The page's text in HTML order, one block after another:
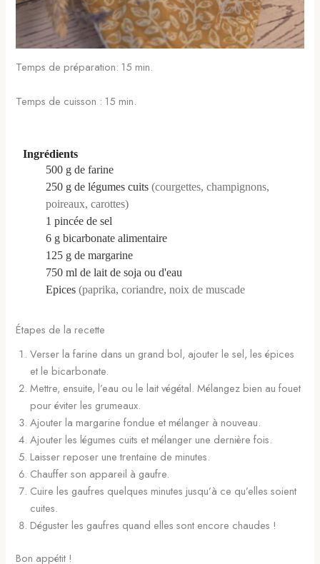
Temps de préparation: 15 min.
Temps de cuisson : 15 min.
Ingrédients
500 g de farine
250 gde légumes cuits(courgettes, champignons,
poireaux, carottes)
1 pincée de sel
6 g bicarbonate alimentaire
125 g de margarine
750ml de lait de soja ou d'eau
Epices (paprika, coriandre, noix de muscade
Étapes de la recette
Verser la farine dans un grand bol, ajouter le sel, les épices
et le bicarbonate.
Mettre, ensuite, l’eau ou le lait végétal. Mélangez bien au fouet
pour éviter les grumeaux.
Ajouter la margarine fondue et mélanger à nouveau.
Ajouter les légumes cuits et mélanger une dernière fois.
Laisser reposer une trentaine de minutes.
Chauffer son appareil à gaufre.
Cuire les gaufres quelques minutes jusqu’à ce qu’elles soient
cuites.
Déguster les gaufres quand elles sont encore chaudes !
Bon appétit !